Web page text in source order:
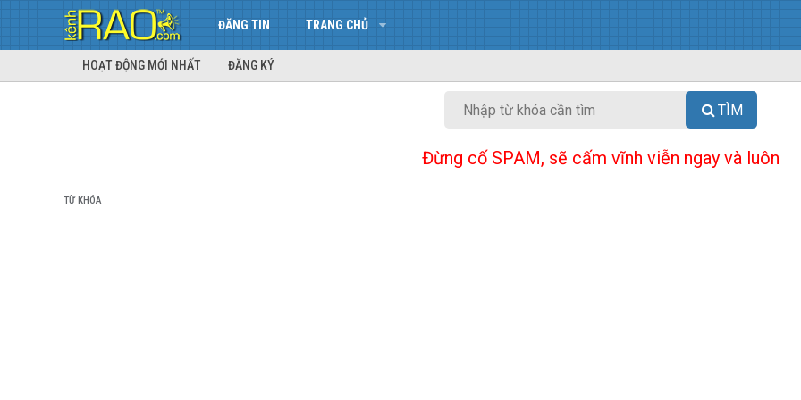
ĐĂNG TIN TRANG CHỦ
HOẠT ĐỘNG MỚI NHẤT ĐĂNG KÝ
TÌM
Đừng cố SPAM, sẽ cấm vĩnh viễn ngay và luôn
TỪ KHÓA